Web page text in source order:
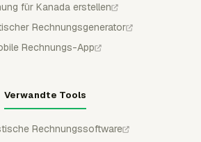
für Kanada erstellen
Rechnungsgenerator
Rechnungs-App
Verwandte Tools
Rechnungssoftware